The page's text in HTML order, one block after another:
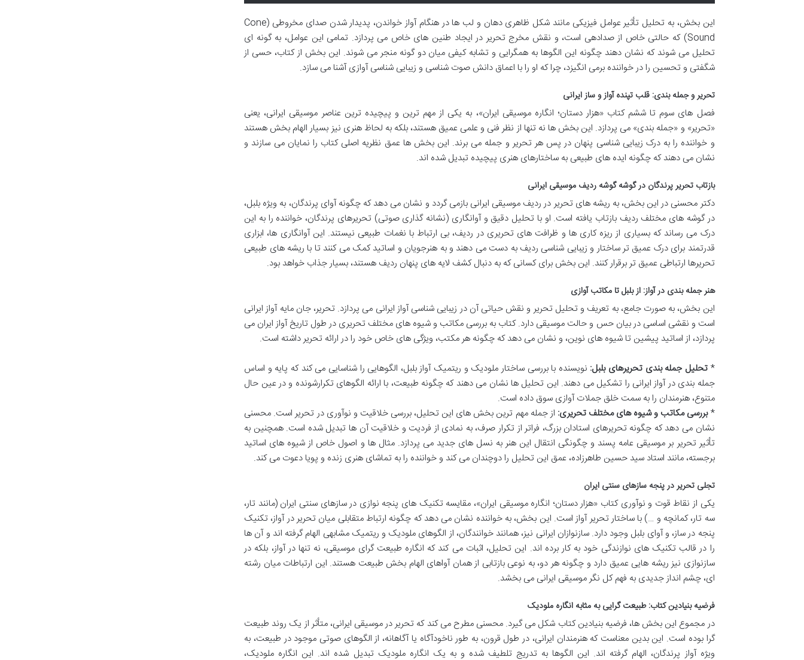
این بخش، به تحلیل تأثیر عوامل فیزیکی مانند شکل ظاهری دهان و لب ها در هنگام آواز خواندن، پدیدار شدن صدای مخروطی (Cone
Sound) که حالتی خاص از صدادهی است، و نقش مخرج تحریر در ایجاد طنین های خاص می پردازد. تمامی این عوامل، به گونه ای
تحلیل می شوند که نشان دهند چگونه این الگوها به همگرایی و تشابه کیفی میان دو گونه منجر می شوند. این بخش از کتاب، حسی از
شگفتی و تحسین را در خواننده برمی انگیزد، چرا که او را با اعماق دانش صوت شناسی و زیبایی شناسی آوازی آشنا می سازد.
تحریر و جمله بندی: قلب تپنده آواز و ساز ایرانی
فصل های سوم تا ششم کتاب «هزار دستان؛ انگاره موسیقی ایران»، به یکی از مهم ترین و پیچیده ترین عناصر موسیقی ایرانی، یعنی
«تحریر» و «جمله بندی» می پردازد. این بخش ها نه تنها از نظر فنی و علمی عمیق هستند، بلکه به لحاظ هنری نیز بسیار الهام بخش هستند
و خواننده را به درک زیبایی شناسی پنهان در پس هر تحریر و جمله می برند. این بخش ها عمق نظریه اصلی کتاب را نمایان می سازند و
نشان می دهند که چگونه ایده های طبیعی به ساختارهای هنری پیچیده تبدیل شده اند.
بازتاب تحریر پرندگان در گوشه گوشه ردیف موسیقی ایرانی
دکتر محسنی در این بخش، به ریشه های تحریر در ردیف موسیقی ایرانی بازمی گردد و نشان می دهد که چگونه آوای پرندگان، به ویژه بلبل،
در گوشه های مختلف ردیف بازتاب یافته است. او با تحلیل دقیق و آوانگاری (نشانه گذاری صوتی) تحریرهای پرندگان، خواننده را به این
درک می رساند که بسیاری از ریزه کاری ها و ظرافت های تحریری در ردیف، بی ارتباط با نغمات طبیعی نیستند. این آوانگاری ها، ابزاری
قدرتمند برای درک عمیق تر ساختار و زیبایی شناسی ردیف به دست می دهند و به هنرجویان و اساتید کمک می کنند تا با ریشه های طبیعی
تحریرها ارتباطی عمیق تر برقرار کنند. این بخش برای کسانی که به دنبال کشف لایه های پنهان ردیف هستند، بسیار جذاب خواهد بود.
هنر جمله بندی در آواز: از بلبل تا مکاتب آوازی
این بخش، به صورت جامع، به تعریف و تحلیل تحریر و نقش حیاتی آن در زیبایی شناسی آواز ایرانی می پردازد. تحریر، جان مایه آواز ایرانی
است و نقشی اساسی در بیان حس و حالت موسیقی دارد. کتاب به بررسی مکاتب و شیوه های مختلف تحریری در طول تاریخ آواز ایران می
پردازد، از اساتید پیشین تا شیوه های نوین، و نشان می دهد که چگونه هر مکتب، ویژگی های خاص خود را در ارائه تحریر داشته است.
*تحلیل جمله بندی تحریرهای بلبل: نویسنده با بررسی ساختار ملودیک و ریتمیک آواز بلبل، الگوهایی را شناسایی می کند که پایه و اساس
جمله بندی در آواز ایرانی را تشکیل می دهند. این تحلیل ها نشان می دهند که چگونه طبیعت، با ارائه الگوهای تکرارشونده و در عین حال
متنوع، هنرمندان را به سمت خلق جملات آوازی سوق داده است.
*بررسی مکاتب و شیوه های مختلف تحریری: از جمله مهم ترین بخش های این تحلیل، بررسی خلاقیت و نوآوری در تحریر است. محسنی
نشان می دهد که چگونه تحریرهای استادان بزرگ، فراتر از تکرار صرف، به نمادی از فردیت و خلاقیت آن ها تبدیل شده است. همچنین به
تأثیر تحریر بر موسیقی عامه پسند و چگونگی انتقال این هنر به نسل های جدید می پردازد. مثال ها و اصول خاص از شیوه های اساتید
برجسته، مانند استاد سید حسین طاهرزاده، عمق این تحلیل را دوچندان می کند و خواننده را به تماشای هنری زنده و پویا دعوت می کند.
تجلی تحریر در پنجه سازهای سنتی ایران
یکی از نقاط قوت و نوآوری کتاب «هزار دستان؛ انگاره موسیقی ایران»، مقایسه تکنیک های پنجه نوازی در سازهای سنتی ایران (مانند تار،
سه تار، کمانچه و …) با ساختار تحریر آواز است. این بخش، به خواننده نشان می دهد که چگونه ارتباط متقابلی میان تحریر در آواز، تکنیک
پنجه در ساز، و آوای بلبل وجود دارد. سازنوازان ایرانی نیز، همانند خوانندگان، از الگوهای ملودیک و ریتمیک مشابهی الهام گرفته اند و آن ها
را در قالب تکنیک های نوازندگی خود به کار برده اند. این تحلیل، اثبات می کند که انگاره طبیعت گرای موسیقی، نه تنها در آواز، بلکه در
سازنوازی نیز ریشه هایی عمیق دارد و چگونه هر دو، به نوعی بازتابی از همان آواهای الهام بخش طبیعت هستند. این ارتباطات میان رشته
ای، چشم انداز جدیدی به فهم کل نگر موسیقی ایرانی می بخشد.
فرضیه بنیادین کتاب: طبیعت گرایی به مثابه انگاره ملودیک
در مجموع این بخش ها، فرضیه بنیادین کتاب شکل می گیرد. محسنی مطرح می کند که تحریر در موسیقی ایرانی، متأثر از یک روند طبیعت
گرا بوده است. این بدین معناست که هنرمندان ایرانی، در طول قرون، به طور ناخودآگاه یا آگاهانه، از الگوهای صوتی موجود در طبیعت، به
ویژه آواز پرندگان، الهام گرفته اند. این الگوها به تدریج تلطیف شده و به یک انگاره ملودیک تبدیل شده اند. این انگاره ملودیک،